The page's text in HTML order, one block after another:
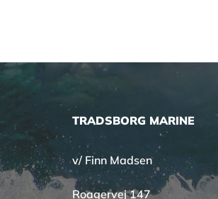
TRADSBORG MARINE
v/ Finn Madsen
Roagervej 147